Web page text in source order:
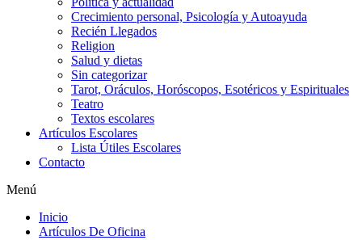
Crecimiento personal, Psicología y Autoayuda
Recién Llegados
Religion
Salud y dietas
Sin categorizar
Tarot, Oráculos, Horóscopos, Esotéricos y Espirituales
Teatro
Textos escolares
Artículos Escolares
Lista Útiles Escolares
Contacto
Menú
Inicio
Artículos De Oficina